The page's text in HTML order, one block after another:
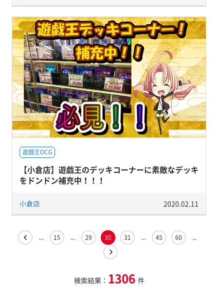
遊戯王OCG
【小倉店】遊戯王のデッキコーナーに素敵なデッキ
をドンドン補充中！！！
小倉店 2020.02.11
... 15 ... 29 30 31 ... 45 60 ...
検索結果： 1306 件